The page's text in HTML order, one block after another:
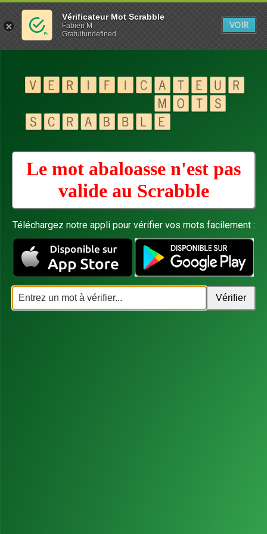
Le mot abaloasse n'est pas
valide au Scrabble
Téléchargez notre appli pour vérifier vos mots facilement :
Vérificateur Mot Scrabble
Fabien M
Gratuitundefined
VOIR